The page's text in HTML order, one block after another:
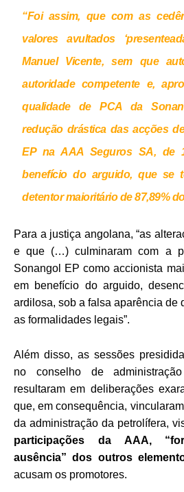
“Foi assim, que com as
valores avultados
Manuel Vicente, sem que
autoridade competente e,
qualidade de PCA da
redução drástica das acções
EP na AAA Seguros SA, de
benefício do arguido, que se
detentor maioritário de 87,89%
Para a justiça angolana, “as
e que (…) culminaram com a
Sonangol EP como accionista
em benefício do arguido,
ardilosa, sob a falsa aparência de
as formalidades legais”.
Além disso, as sessões
no conselho de
resultaram em deliberações
que, em consequência,
da administração da petrolífera,
participações da AAA,
ausência” dos outros
acusam os promotores.